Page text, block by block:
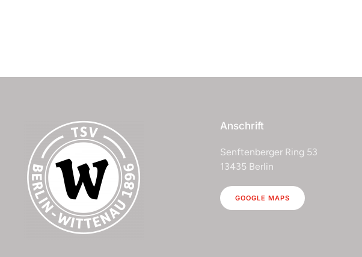
Anschrift
Senftenberger Ring 53
13435 Berlin
GOOGLE MAPS